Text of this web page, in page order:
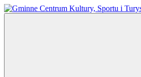
Przejdź
do